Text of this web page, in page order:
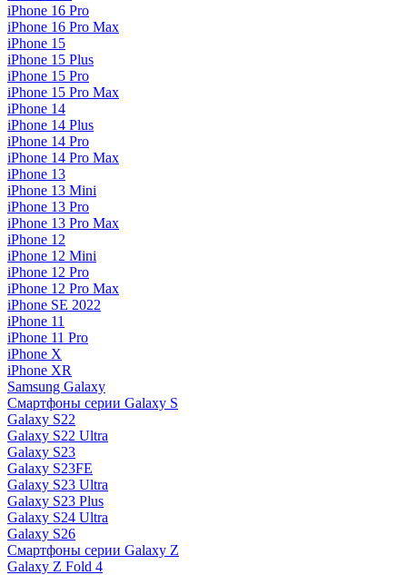
iPhone 16 Pro
iPhone 16 Pro Max
iPhone 15
iPhone 15 Plus
iPhone 15 Pro
iPhone 15 Pro Max
iPhone 14
iPhone 14 Plus
iPhone 14 Pro
iPhone 14 Pro Max
iPhone 13
iPhone 13 Mini
iPhone 13 Pro
iPhone 13 Pro Max
iPhone 12
iPhone 12 Mini
iPhone 12 Pro
iPhone 12 Pro Max
iPhone SE 2022
iPhone 11
iPhone 11 Pro
iPhone X
iPhone XR
Samsung Galaxy
Смартфоны серии Galaxy S
Galaxy S22
Galaxy S22 Ultra
Galaxy S23
Galaxy S23FE
Galaxy S23 Ultra
Galaxy S23 Plus
Galaxy S24 Ultra
Galaxy S26
Смартфоны серии Galaxy Z
Galaxy Z Fold 4